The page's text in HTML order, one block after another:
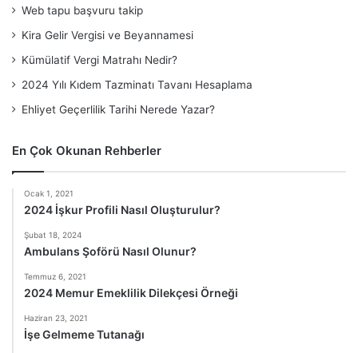
Web tapu başvuru takip
Kira Gelir Vergisi ve Beyannamesi
Kümülatif Vergi Matrahı Nedir?
2024 Yılı Kıdem Tazminatı Tavanı Hesaplama
Ehliyet Geçerlilik Tarihi Nerede Yazar?
En Çok Okunan Rehberler
Ocak 1, 2021
2024 İşkur Profili Nasıl Oluşturulur?
Şubat 18, 2024
Ambulans Şoförü Nasıl Olunur?
Temmuz 6, 2021
2024 Memur Emeklilik Dilekçesi Örneği
Haziran 23, 2021
İşe Gelmeme Tutanağı